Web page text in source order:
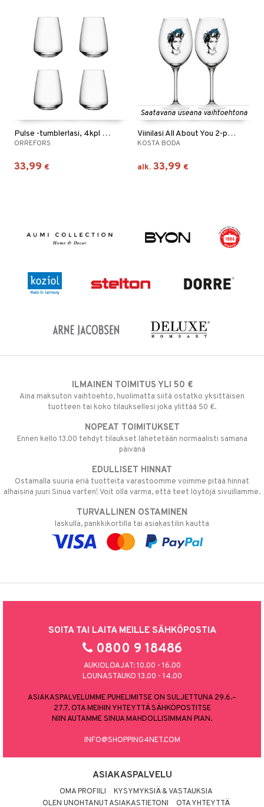
Pulse -tumblerlasi, 4kpl pakkaus
ORREFORS
33,99 €
Saatavana useana vaihtoehtona
Viinilasi All About You 2-pack
KOSTA BODA
alk. 33,99 €
ILMAINEN TOIMITUS YLI 50 €
Aina maksuton vaihtoehto, huolimatta siitä ostatko yksittäisen
tuotteen tai koko tilauksellesi joka ylittää 50 €.
NOPEAT TOIMITUKSET
Ennen kello 13.00 tehdyt tilaukset lähetetään normaalisti samana
päivänä
EDULLISET HINNAT
Ostamalla suuria eriä tuotteita varastoomme voimme pitää hinnat
alhaisina juuri Sinua varten! Voit olla varma, että teet löytöjä sivuillamme.
TURVALLINEN OSTAMINEN
laskulla, pankkikortilla tai asiakastilin kautta
SOITA TAI LAITA MEILLE SÄHKÖPOSTIA
0800 9 18486
AUKIOLOAJAT: 10.00 - 16.00
LOUNASTAUKO 13.00 - 14.00
ASIAKASPALVELUMME PUHELIMITSE ON SULJETTUNA 29.6.–
27.7. OTA MEIHIN YHTEYTTÄ SÄHKÖPOSTITSE
NIIN AUTAMME SINUA MAHDOLLISIMMAN PIAN.
INFO@SHOPPING4NET.COM
ASIAKASPALVELU
OMA PROFIILI
KYSYMYKSIÄ & VASTAUKSIA
OLEN UNOHTANUT ASIAKASTIETONI
OTA YHTEYTTÄ